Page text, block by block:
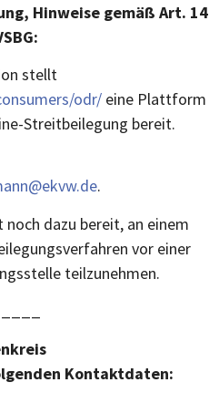
Hinweise gemäß Art. 14
stellt
odr/ eine Plattform
Streitbeilegung bereit.
.
dazu bereit, an einem
vor einer
teilzunehmen.
Kontaktdaten: